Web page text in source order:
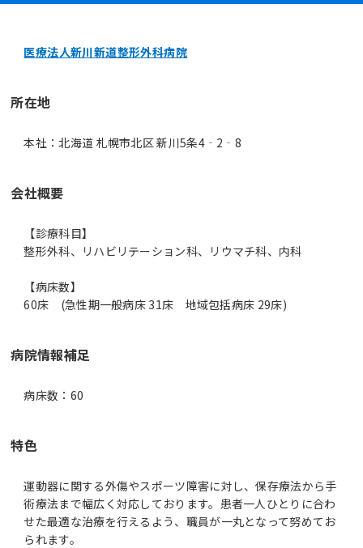
医療法人新川新道整形外科病院
所在地
本社：北海道 札幌市北区 新川5条4‐2‐8
会社概要
【診療科目】
整形外科、リハビリテーション科、リウマチ科、内科
【病床数】
60床 (急性期一般病床 31床 地域包括病床 29床)
病院情報補足
病床数：60
特色
運動器に関する外傷やスポーツ障害に対し、保存療法から手
術療法まで幅広く対応しております。患者一人ひとりに合わ
せた最適な治療を行えるよう、職員が一丸となって努めてお
られます。